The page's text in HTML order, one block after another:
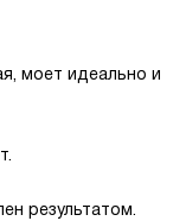
моет идеально и
результатом.